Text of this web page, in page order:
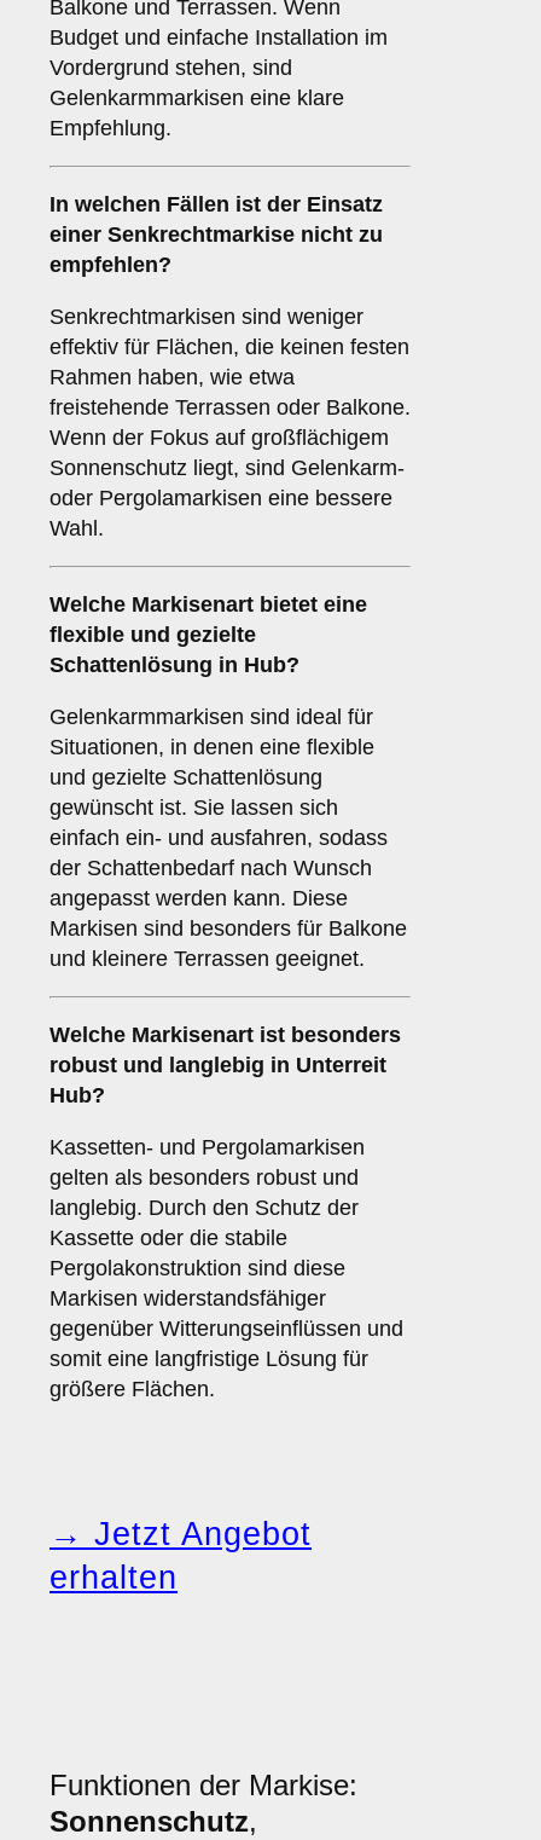
Balkone und Terrassen. Wenn
Budget und einfache Installation im
Vordergrund stehen, sind
Gelenkarmmarkisen eine klare
Empfehlung.
In welchen Fällen ist der Einsatz
einer Senkrechtmarkise nicht zu
empfehlen?
Senkrechtmarkisen sind weniger
effektiv für Flächen, die keinen festen
Rahmen haben, wie etwa
freistehende Terrassen oder Balkone.
Wenn der Fokus auf großflächigem
Sonnenschutz liegt, sind Gelenkarm-
oder Pergolamarkisen eine bessere
Wahl.
Welche Markisenart bietet eine
flexible und gezielte
Schattenlösung in Hub?
Gelenkarmmarkisen sind ideal für
Situationen, in denen eine flexible
und gezielte Schattenlösung
gewünscht ist. Sie lassen sich
einfach ein- und ausfahren, sodass
der Schattenbedarf nach Wunsch
angepasst werden kann. Diese
Markisen sind besonders für Balkone
und kleinere Terrassen geeignet.
Welche Markisenart ist besonders
robust und langlebig in Unterreit
Hub?
Kassetten- und Pergolamarkisen
gelten als besonders robust und
langlebig. Durch den Schutz der
Kassette oder die stabile
Pergolakonstruktion sind diese
Markisen widerstandsfähiger
gegenüber Witterungseinflüssen und
somit eine langfristige Lösung für
größere Flächen.
→ Jetzt Angebot
erhalten
Funktionen der Markise:
Sonnenschutz,